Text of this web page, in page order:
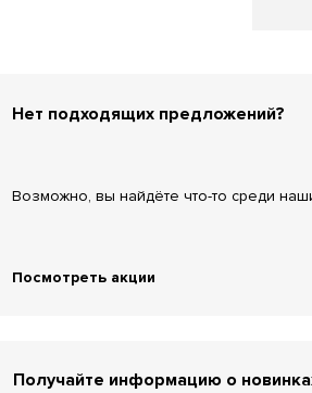
Нет подходящих предложений?
Возможно, вы найдёте что-то среди
Посмотреть акции
Получайте информацию о